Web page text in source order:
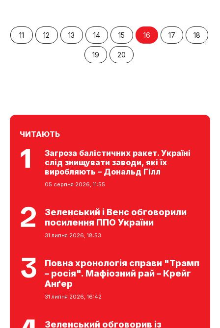
11 12 13 14 15 16 17 18
19 20
ЧИТАЮТЬ
Загроза балістичних ракет. Україні
слід знищувати заводи, які їх
виробляють – Дональд Гілл
05 серпня 2026, 11:55
Зеленський і Венс обговорили
посилення ППО України
31 липня 2026, 18:53
Повна хронологія справи "Трамп
– росія". Мафіозний рай – Крейг
Анґер
31 липня 2026, 16:42
Зеленський обговорив із